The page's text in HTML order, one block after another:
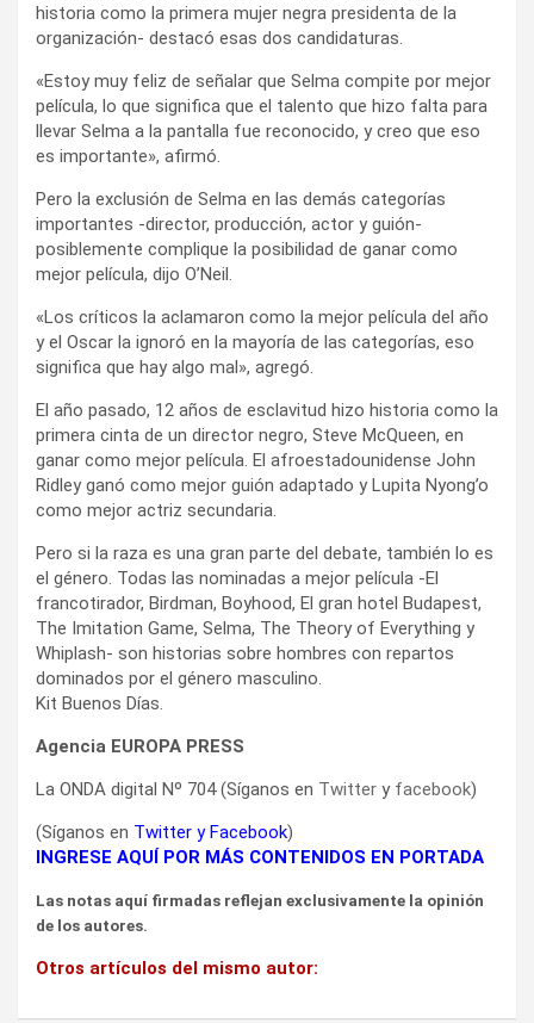
historia como la primera mujer negra presidenta de la
organización- destacó esas dos candidaturas.
«Estoy muy feliz de señalar que Selma compite por mejor
película, lo que significa que el talento que hizo falta para
llevar Selma a la pantalla fue reconocido, y creo que eso
es importante», afirmó.
Pero la exclusión de Selma en las demás categorías
importantes -director, producción, actor y guión-
posiblemente complique la posibilidad de ganar como
mejor película, dijo O’Neil.
«Los críticos la aclamaron como la mejor película del año
y el Oscar la ignoró en la mayoría de las categorías, eso
significa que hay algo mal», agregó.
El año pasado, 12 años de esclavitud hizo historia como la
primera cinta de un director negro, Steve McQueen, en
ganar como mejor película. El afroestadounidense John
Ridley ganó como mejor guión adaptado y Lupita Nyong’o
como mejor actriz secundaria.
Pero si la raza es una gran parte del debate, también lo es
el género. Todas las nominadas a mejor película -El
francotirador, Birdman, Boyhood, El gran hotel Budapest,
The Imitation Game, Selma, The Theory of Everything y
Whiplash- son historias sobre hombres con repartos
dominados por el género masculino.
Kit Buenos Días.
Agencia EUROPA PRESS
La ONDA digital Nº 704 (Síganos en Twitter y facebook)
(Síganos en Twitter yFacebook)
INGRESE AQUÍ POR MÁS CONTENIDOS EN PORTADA
Las notas aquí firmadas reflejan exclusivamente la opinión
de los autores.
Otros artículos del mismo autor: